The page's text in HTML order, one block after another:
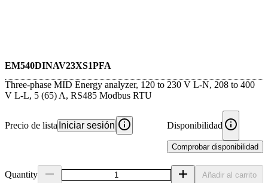
EM540DINAV23XS1PFA
Three-phase MID Energy analyzer, 120 to 230 V L-N, 208 to 400
V L-L, 5 (65) A, RS485 Modbus RTU
Precio de lista Iniciar sesión Disponibilidad
Comprobar disponibilidad
Quantity Añadir al carrito